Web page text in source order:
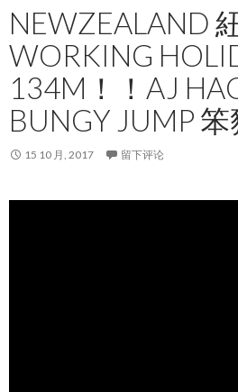
NEWZEALAND
WORKING
134M！！AJ
BUNGY JUMP
15 10 月, 2017 留下评论